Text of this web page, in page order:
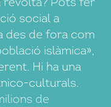
social a
des de fora com
islàmica»,
Hi ha una
culturals.
de